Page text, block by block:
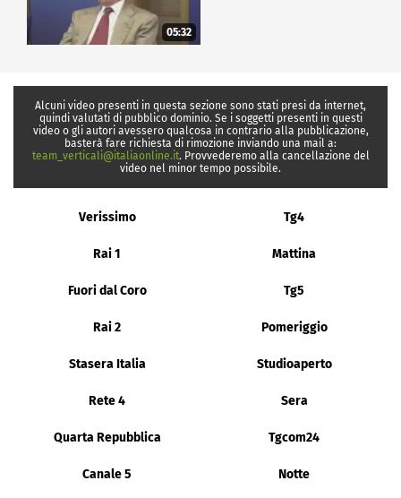
05:32
Alcuni video presenti in questa sezione sono stati presi da internet,
quindi valutati di pubblico dominio. Se i soggetti presenti in questi
video o gli autori avessero qualcosa in contrario alla pubblicazione,
basterà fare richiesta di rimozione inviando una mail a:
team_verticali@italiaonline.it. Provvederemo alla cancellazione del
video nel minor tempo possibile.
Verissimo Tg4
Rai 1 Mattina
Fuori dal Coro Tg5
Rai 2 Pomeriggio
Stasera Italia Studioaperto
Rete 4 Sera
Quarta Repubblica Tgcom24
Canale 5 Notte